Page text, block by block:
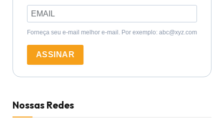
Forneça seu e-mail melhor e-mail. Por exemplo: abc@xyz.com
ASSINAR
Nossas Redes